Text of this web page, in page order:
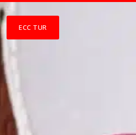
ECC TUR